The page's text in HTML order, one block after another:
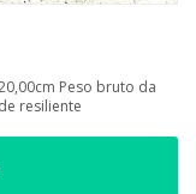
Peso bruto da
resiliente